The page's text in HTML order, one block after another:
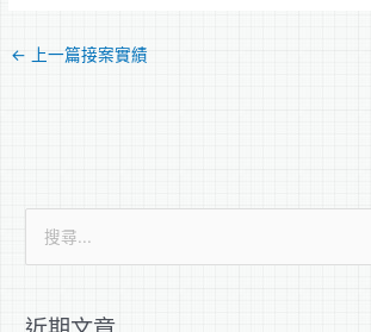
← 上一篇接案實績